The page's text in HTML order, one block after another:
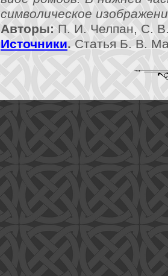
символическое
Авторы: П. И. Челпан, С.
Источники. Статья Б. В.